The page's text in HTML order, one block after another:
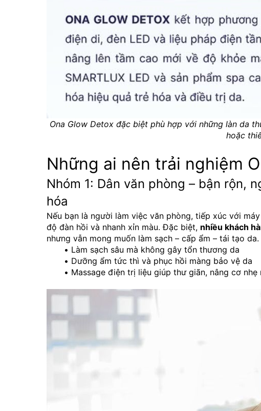
Ona Glow Detox đặc biệt phù hợp với những làn da
hoặc
Những ai nên trải nghiệm
Nhóm 1: Dân văn phòng – bận rộn,
hóa
Nếu bạn là người làm việc văn phòng, tiếp xúc với
độ đàn hồi và nhanh xỉn màu. Đặc biệt, nhiều khách
nhưng vẫn mong muốn làm sạch – cấp ẩm – tái tạo
Làm sạch sâu mà không gây tổn thương da
Dưỡng ẩm tức thì và phục hồi màng bảo vệ da
Massage điện trị liệu giúp thư giãn, nâng cơ nhẹ